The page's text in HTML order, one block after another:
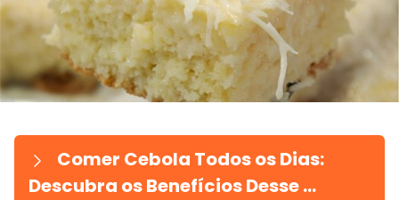
Comer Cebola Todos os Dias:
Descubra os Benefícios Desse ...